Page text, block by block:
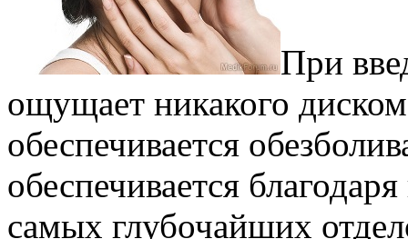
При
ощущает никакого
обеспечивается
обеспечивается
самых глубочайших